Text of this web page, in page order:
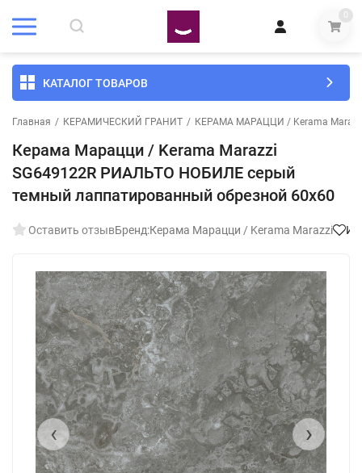
0
КАТАЛОГ ТОВАРОВ
Главная / КЕРАМИЧЕСКИЙ ГРАНИТ / КЕРАМА МАРАЦЦИ / Kerama
Керама Марацци / Kerama Marazzi
SG649122R РИАЛЬТО НОБИЛЕ серый
темный лаппатированный обрезной 60x60
Оставить отзывБренд:Керама Марацци / Kerama Marazzi
‹ ›